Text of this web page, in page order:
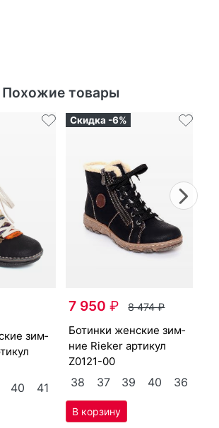
Похожие товары
40
41
Скидка -6%
7 950₽ 8 474₽
бо­тин­ки женс­кие зим­
ние Ri­eker артикул
Z0121-00
38 37 39 40 36